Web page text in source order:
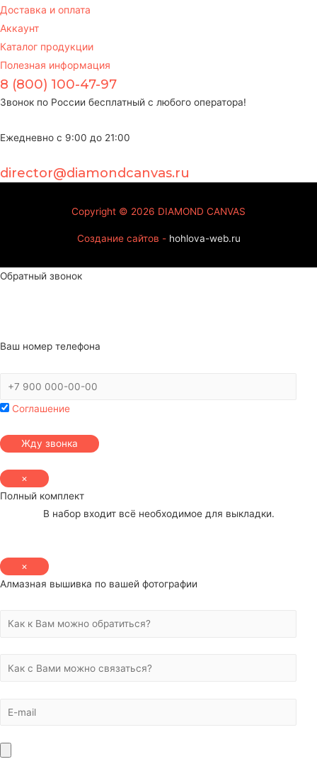
Доставка и оплата
Аккаунт
Каталог продукции
Полезная информация
8 (800) 100-47-97
Звонок по России бесплатный с любого оператора!
Ежедневно с 9:00 до 21:00
director@diamondcanvas.ru
Copyright © 2026 DIAMOND CANVAS
Создание сайтов - hohlova-web.ru
Обратный звонок
Ваш номер телефона
Соглашение
×
Полный комплект
В набор входит всё необходимое для выкладки.
×
Алмазная вышивка по вашей фотографии